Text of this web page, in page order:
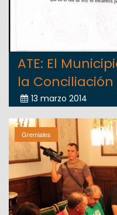
ATE: El
la
13 marzo 2014
Gremiales